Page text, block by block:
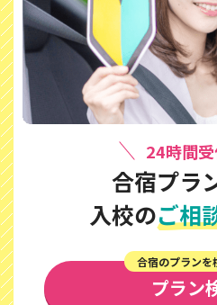
24時間受
合宿プラ
入校のご相
プラン
合宿のプランを